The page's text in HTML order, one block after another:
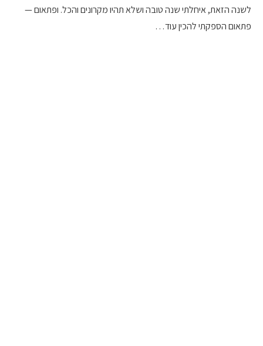
לשנה הזאת, איחלתי שנה טובה ושלא תהיו מקרונים והכל. ופתאום —
פתאום הספקתי להכין עוד…